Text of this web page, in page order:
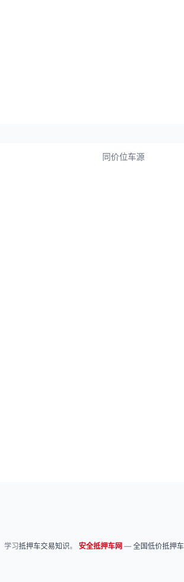
同价位车源
学习抵押车交易知识。 安全抵押车网 — 全国低价抵押